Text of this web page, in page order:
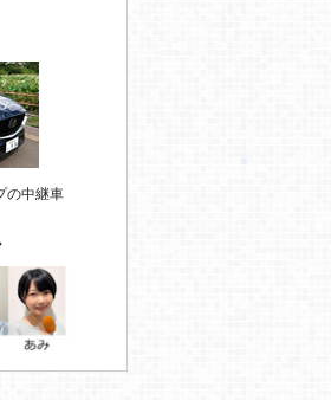
の中継車